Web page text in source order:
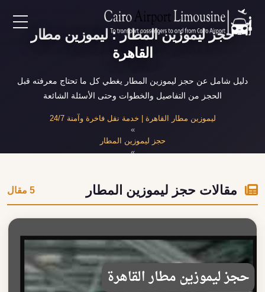
EN
خدمات المطار
بنا
حجز ليموزين المطار : ليموزين مطار
القاهرة
دليل شامل عن حجز ليموزين المطار يغطي كل ما تحتاج معرفته قبل
الحجز من التفاصيل والخطوات وحتى الأسئلة الشائعة
ليموزين مطار القاهرة | خدمة نقل فاخرة وآمنة 24/7
حجز ليموزين المطار
»
مقالات حجز ليموزين المطار